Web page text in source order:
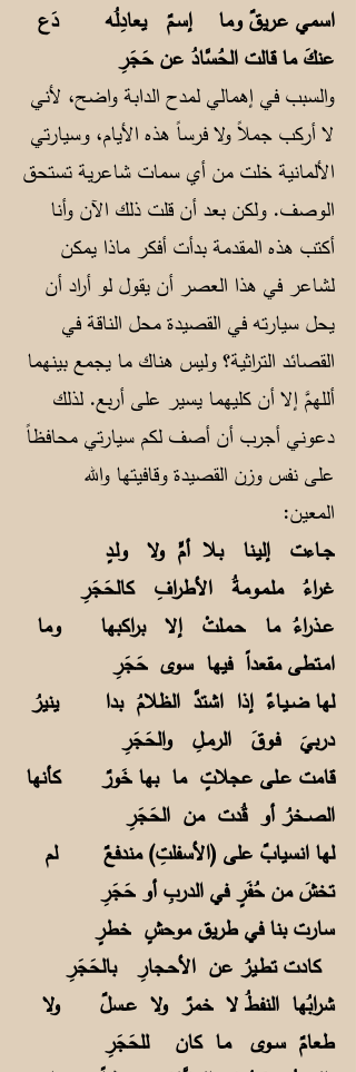
اسمي عـريقٌ وما إسـمٌ يعادِلُهدَع
عنكَ ما قالت الحُسَّادُ عن حَجَرِ
والسبب في إهمالي لمدح الدابة واضح، لأني
لا أركب جملاً ولا فرساً هذه الأيام، وسيارتي
الألمانية خلت من أي سمات شاعرية تستحق
الوصف. ولكن بعد أن قلت ذلك الآن وأنا
أكتب هذه المقدمة بدأت أفكر ماذا يمكن
لشاعر في هذا العصر أن يقول لو أراد أن
يحل سيارته في القصيدة محل الناقة في
القصائد التراثية؟ وليس هناك ما يجمع بينهما
أللهمَّ إلا أن كليهما يسير على أربع. لذلك
دعوني أجرب أن أصف لكم سيارتي محافظاً
على نفس وزن القصيدة وقافيتها والله
المعين:
جــاءت إليـنا بـلا أمٍّ ولا ولـدٍ
غراءُ ملـمـومةُ الأطرافِ كالحَجَرِ
عــذراءُ ما حـمـلتْ إلا براكبهاوما
امـتطى مقعداً فيها سوى حَجَرِ
لها ضــيـاءٌ إذا اشتدَّ الظلامُ بداينيرُ
دربيَ فـوقَ الرمــلِ والحَجَرِ
قامت عــلى عجلاتٍ ما بها خَورٌكأنها
الصــخرُ أو قُدت من الحَجَرِ
لها انسيابٌ على (الأسفلتِ) مندفعٌلم
تخشَ من حُفَرٍ في الدربِ أو حَجَرِ
سارت بنا في طريق موحشٍ خطرٍ
كادت تطـيرُ عن الأحـجارِ بالحَجَرِ
شرابُها النفطُ لا خمرٌ ولا عــسلٌولا
طعامٌ ســوى مـا كان للحَجَرِ